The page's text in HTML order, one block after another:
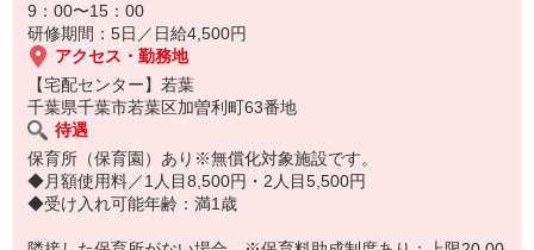
9：00〜15：00
研修期間：5日／日給4,500円
アクセス・勤務地
【宅配センター】若葉
千葉県千葉市若葉区加曽利町63番地
待遇
保育所（保育園）あり※無償化対象施設です。
◆月額使用料／1人目8,500円・2人目5,500円
◆受け入れ可能年齢：満1歳